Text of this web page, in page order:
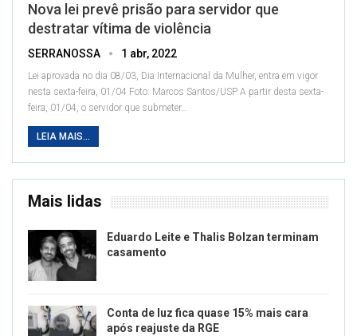
Nova lei prevê prisão para servidor que
destratar vítima de violência
SERRANOSSA 1 abr, 2022
Lei aprovada no dia 08/03, Dia Internacional da Mulher, entra em vigor
nesta sexta-feira, 01/04 Foto: Marcos Santos/USP A partir desta sexta-
feira, 01/04, o servidor que submeter…
LEIA MAIS...
Mais lidas
Eduardo Leite e Thalis Bolzan terminam
casamento
Conta de luz fica quase 15% mais cara
após reajuste da RGE